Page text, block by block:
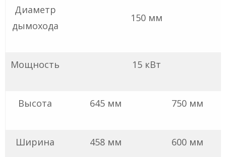
Диаметр
дымохода
150 мм
Мощность 15 кВт
Высота 645 мм 750 мм
Ширина 458 мм 600 мм